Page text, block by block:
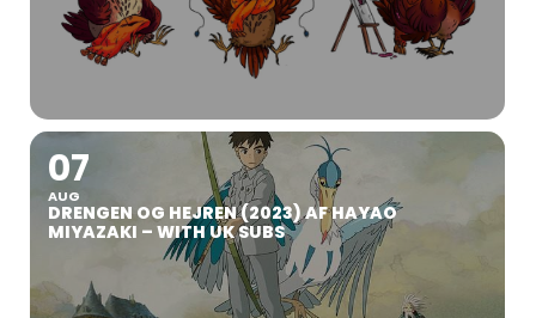
07
AUG
DRENGEN OG HEJREN (2023) AF HAYAO
MIYAZAKI – WITH UK SUBS